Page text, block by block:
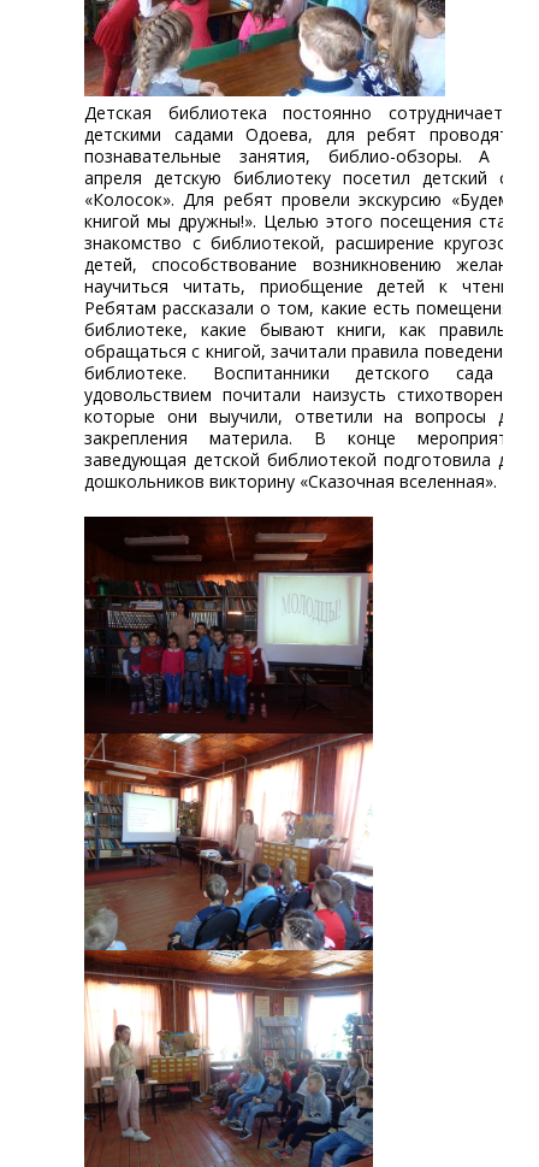
Детская библиотека постоянно сотрудничает с
детскими садами Одоева, для ребят проводятся
познавательные занятия, библио-обзоры. А 20
апреля детскую библиотеку посетил детский сад
«Колосок». Для ребят провели экскурсию «Будем с
книгой мы дружны!». Целью этого посещения стало
знакомство с библиотекой, расширение кругозора
детей, способствование возникновению желания
научиться читать, приобщение детей к чтению.
Ребятам рассказали о том, какие есть помещения в
библиотеке, какие бывают книги, как правильно
обращаться с книгой, зачитали правила поведения в
библиотеке. Воспитанники детского сада с
удовольствием почитали наизусть стихотворения,
которые они выучили, ответили на вопросы для
закрепления материла. В конце мероприятия
заведующая детской библиотекой подготовила для
дошкольников викторину «Сказочная вселенная».